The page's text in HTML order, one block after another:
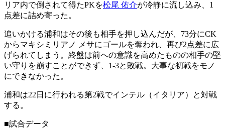
リア内で倒されて得たPKを松尾 佑介が冷静に流し込み、1
点差に詰め寄った。
追いかける浦和はその後も相手を押し込んだが、73分にCK
からマキシミリアノ メサにゴールを奪われ、再び2点差に広
げられてしまう。終盤は前への意識を高めたものの相手の堅
い守りを崩すことができず、1-3と敗戦。大事な初戦をモノ
にできなかった。
浦和は22日に行われる第2戦でインテル（イタリア）と対戦
する。
■試合データ